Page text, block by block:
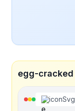
egg-cracked